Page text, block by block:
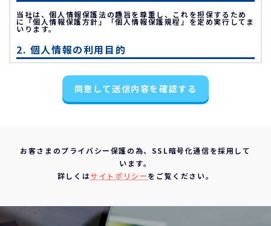
当社は、個人情報保護法の趣旨を尊重し、これを担保するため
に「個人情報保護方針」「個人情報保護規程」を定め実行してま
いります。
2. 個人情報の利用目的
不動産物件の調査
お申込の受付と管理
サービス内容の分析、向上
3. 個人情報の第三者への提供について
ご本人の同意がある場合
同意して送信内容を確認する
お客さまのプライバシー保護の為、SSL暗号化通信を採用して
います。
詳しくはサイトポリシーをご覧ください。